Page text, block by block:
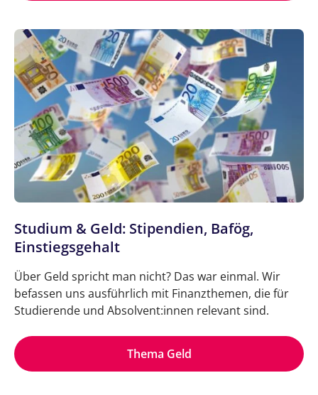
Studium & Geld: Stipendien, Bafög,
Einstiegsgehalt
Über Geld spricht man nicht? Das war einmal. Wir
befassen uns ausführlich mit Finanzthemen, die für
Studierende und Absolvent:innen relevant sind.
Thema Geld